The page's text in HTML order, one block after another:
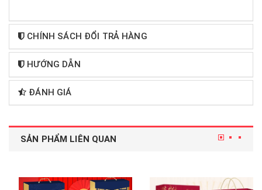
CHÍNH SÁCH ĐỔI TRẢ HÀNG
HƯỚNG DẪN
ĐÁNH GIÁ
SẢN PHẨM LIÊN QUAN